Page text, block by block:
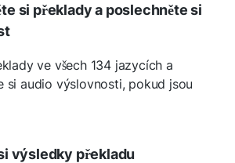
si překlady a poslechněte si
ve všech 134 jazycích a
si audio výslovnosti, pokud jsou
výsledky překladu